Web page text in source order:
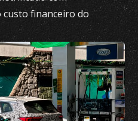
custo financeiro do
completa